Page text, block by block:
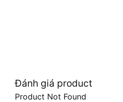
Đánh giá product
Product Not Found